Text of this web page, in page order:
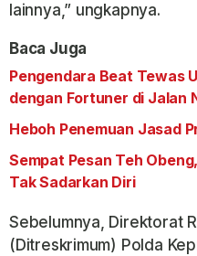
lainnya,” ungkapnya.
Baca Juga
Pengendara Beat Tewas
dengan Fortuner di Jalan
Heboh Penemuan Jasad
Sempat Pesan Teh
Tak Sadarkan Diri
Sebelumnya, Direktorat
(Ditreskrimum) Polda